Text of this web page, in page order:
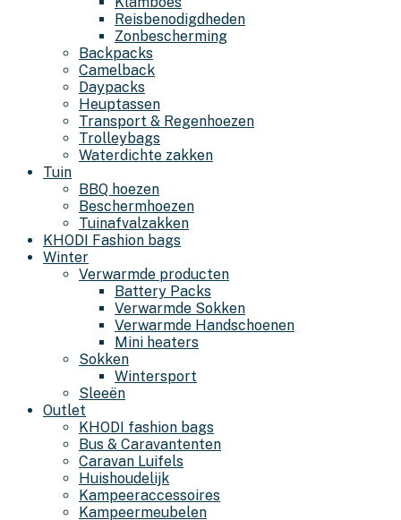
Reisbenodigdheden
Zonbescherming
Backpacks
Camelback
Daypacks
Heuptassen
Transport & Regenhoezen
Trolleybags
Waterdichte zakken
Tuin
BBQ hoezen
Beschermhoezen
Tuinafvalzakken
KHODI Fashion bags
Winter
Verwarmde producten
Battery Packs
Verwarmde Sokken
Verwarmde Handschoenen
Mini heaters
Sokken
Wintersport
Sleeën
Outlet
KHODI fashion bags
Bus & Caravantenten
Caravan Luifels
Huishoudelijk
Kampeeraccessoires
Kampeermeubelen